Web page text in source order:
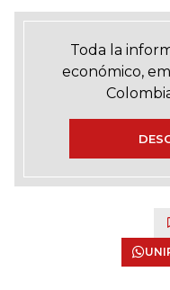
Toda la
económico,